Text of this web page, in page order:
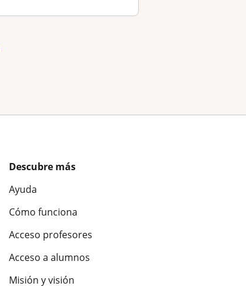
Descubre más
Ayuda
Cómo funciona
Acceso profesores
Acceso a alumnos
Misión y visión